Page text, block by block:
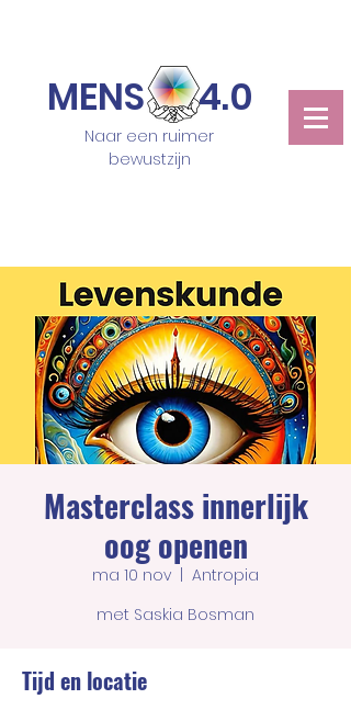
MENS 4.0
Naar een ruimer
bewustzijn
Masterclass innerlijk
oog openen
ma 10 nov
Antropia
met Saskia Bosman
Tijd en locatie